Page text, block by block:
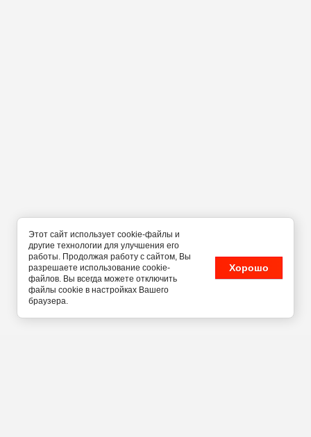
Этот сайт использует cookie-файлы и
другие технологии для улучшения его
работы. Продолжая работу с сайтом, Вы
разрешаете использование cookie-
файлов. Вы всегда можете отключить
файлы cookie в настройках Вашего
браузера.
Хорошо